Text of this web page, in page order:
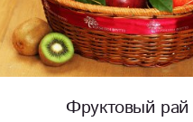
Фруктовый рай